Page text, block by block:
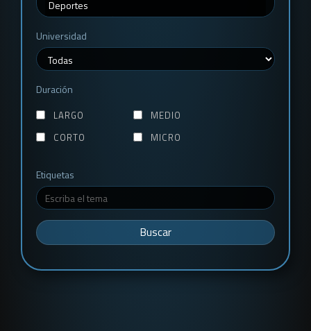
Universidad
Duración
LARGO
MEDIO
CORTO
MICRO
Etiquetas
Buscar